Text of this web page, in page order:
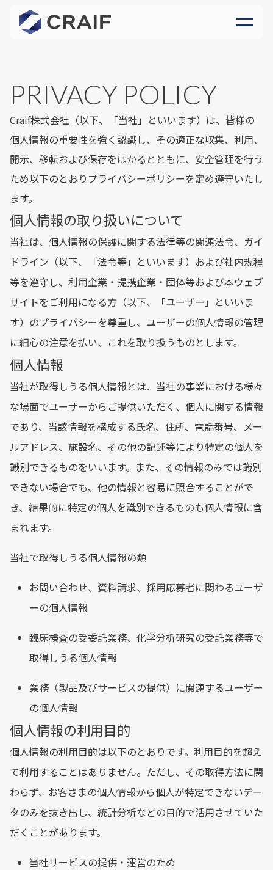
PRIVACY POLICY
Craif株式会社（以下、「当社」といいます）は、皆様の
個人情報の重要性を強く認識し、その適正な収集、利用、
開示、移転および保存をはかるとともに、安全管理を行う
ため以下のとおりプライバシーポリシーを定め遵守いたし
ます。
個人情報の取り扱いについて
当社は、個人情報の保護に関する法律等の関連法令、ガイ
ドライン（以下、「法令等」といいます）および社内規程
等を遵守し、利用企業・提携企業・団体等および本ウェブ
サイトをご利用になる方（以下、「ユーザー」といいま
す）のプライバシーを尊重し、ユーザーの個人情報の管理
に細心の注意を払い、これを取り扱うものとします。
個人情報
当社が取得しうる個人情報とは、当社の事業における様々
な場面でユーザーからご提供いただく、個人に関する情報
であり、当該情報を構成する氏名、住所、電話番号、メー
ルアドレス、施設名、その他の記述等により特定の個人を
識別できるものをいいます。また、その情報のみでは識別
できない場合でも、他の情報と容易に照合することがで
き、結果的に特定の個人を識別できるものも個人情報に含
まれます。
当社で取得しうる個人情報の類
お問い合わせ、資料請求、採用応募者に関わるユーザ
ーの個人情報
臨床検査の受委託業務、化学分析研究の受託業務等で
取得しうる個人情報
業務（製品及びサービスの提供）に関連するユーザー
の個人情報
個人情報の利用目的
個人情報の利用目的は以下のとおりです。利用目的を超え
て利用することはありません。ただし、その取得方法に関
わらず、お客さまの個人情報から個人が特定できないデー
タのみを抜き出し、統計分析などの目的で活用させていた
だくことがあります。
当社サービスの提供・運営のため